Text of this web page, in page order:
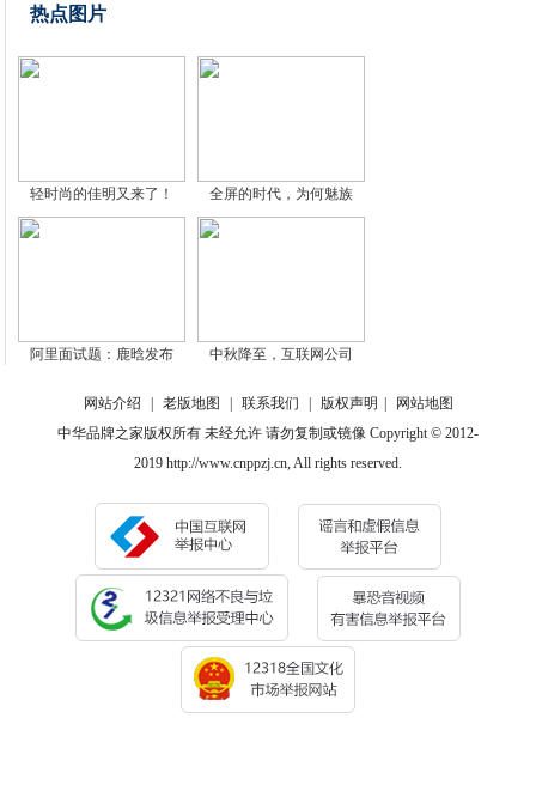
热点图片
轻时尚的佳明又来了！ 全屏的时代，为何魅族
阿里面试题：鹿晗发布 中秋降至，互联网公司
网站介绍 老版地图 联系我们 版权声明
网站地图
中华品牌之家版权所有 未经允许 请勿复制或镜像 Copyright © 2012-
2019 http://www.cnppzj.cn, All rights reserved.